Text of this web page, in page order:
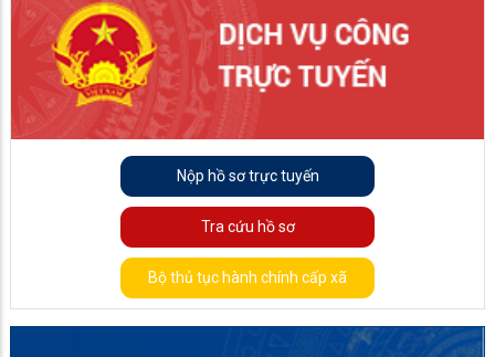
Nộp hồ sơ trực tuyến
Tra cứu hồ sơ
Bộ thủ tục hành chính cấp xã